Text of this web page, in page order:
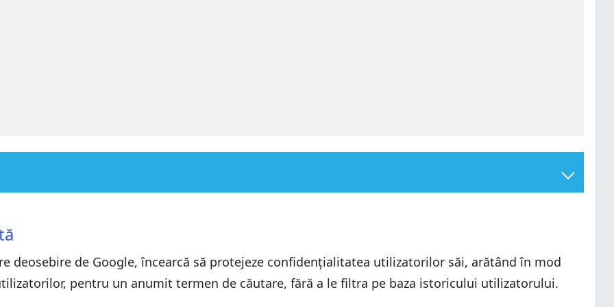
deosebire de Google, încearcă să protejeze confidențialitatea utilizatorilor săi, arătând în mod
pentru un anumit termen de căutare, fără a le filtra pe baza istoricului utilizatorului.